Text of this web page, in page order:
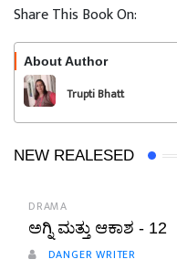
Share This Book On:
About Author
Trupti Bhatt
NEW REALESED
DRAMA
ಅಗ್ನಿ ಮತ್ತು ಆಕಾಶ - 12
DANGER WRITER